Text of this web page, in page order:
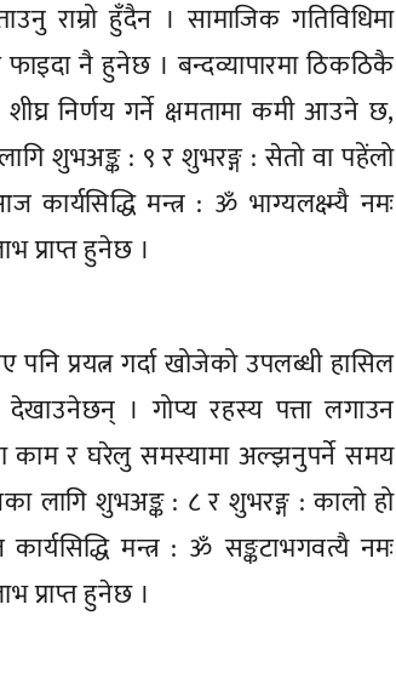
हुँदैन । सामाजिक गतिविधिमा
नै हुनेछ । बन्दव्यापारमा ठिकठिकै
निर्णय गर्ने क्षमतामा कमी आउने छ,
शुभअङ्क : ९ र शुभरङ्ग : सेतो वा पहेंलो
मन्त्र : ॐ भाग्यलक्ष्म्यै नमः
प्राप्त हुनेछ ।
प्रयत्न गर्दा खोजेको उपलब्धी हासिल
। गोप्य रहस्य पत्ता लगाउन
र घरेलु समस्यामा अल्झनुपर्ने समय
लागि शुभअङ्क : ८ र शुभरङ्ग : कालो हो
मन्त्र : ॐ सङ्कटाभगवत्यै नमः
प्राप्त हुनेछ ।